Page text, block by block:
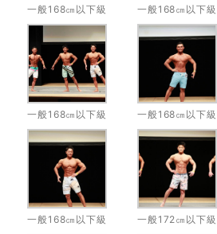
一般168㎝以下級 一般168㎝以下級
一般168㎝以下級 一般168㎝以下級
一般168㎝以下級 一般172㎝以下級